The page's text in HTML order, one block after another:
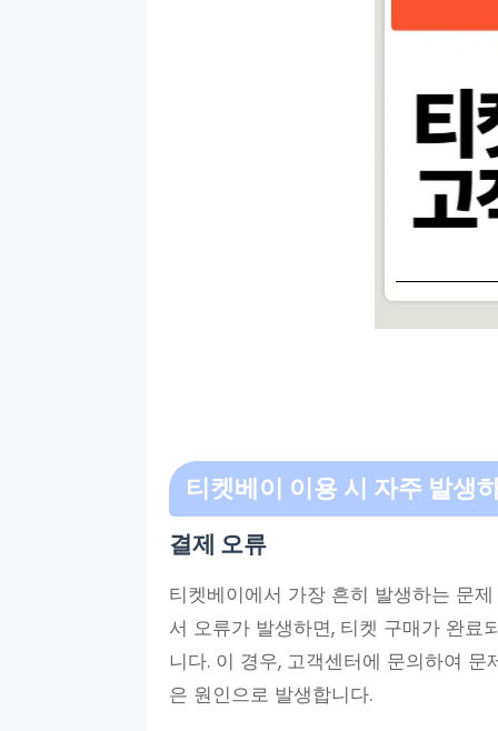
티켓베이 이용 시 자주 발생
결제 오류
티켓베이에서 가장 흔히 발생하는 문
서 오류가 발생하면, 티켓 구매가 완료
니다. 이 경우, 고객센터에 문의하여
은 원인으로 발생합니다.